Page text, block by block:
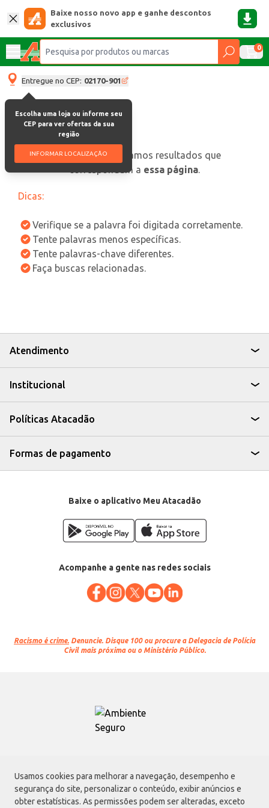
Usamos cookies para melhorar a navegação, desempenho e
segurança do site, personalizar o conteúdo, exibir anúncios e
obter estatísticas. As permissões podem ser alteradas, exceto
Baixe nosso novo app e ganhe descontos
exclusivos
0
Entregue no CEP: 02170-901
Escolha uma loja ou informe seu
CEP para ver ofertas da sua
região
INFORMAR LOCALIZAÇÃO
oops, não encontramos resultados que
correspondam a essa página.
Dicas:
Verifique se a palavra foi digitada corretamente.
Tente palavras menos específicas.
Tente palavras-chave diferentes.
Faça buscas relacionadas.
Atendimento
Institucional
Políticas Atacadão
Formas de pagamento
Baixe o aplicativo Meu Atacadão
Acompanhe a gente nas redes sociais
Racismo é crime. Denuncie. Disque 100 ou procure a Delegacia de Polícia
Civil mais próxima ou o Ministério Público.
Atacadão S.A.
Avenida Morvan Dias de Figueiredo, 6169, Vila Maria, São Paulo - SP | CEP
02170-901 | CNPJ: 75.315.333/0001-09